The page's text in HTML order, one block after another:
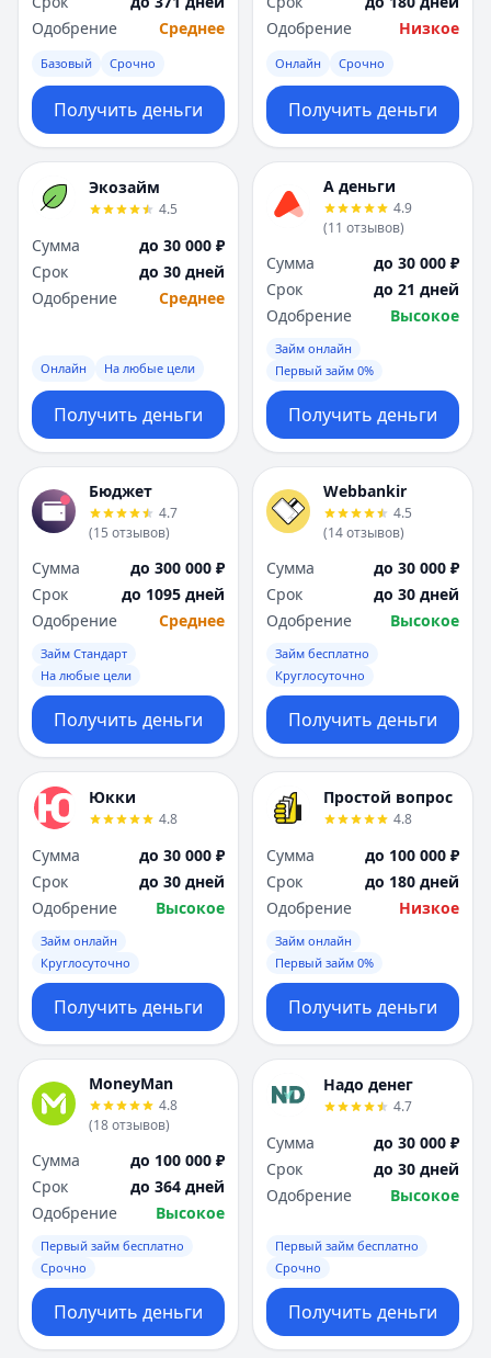
Одобрение
Среднее
Базовый Срочно
Получить деньги
Одобрение
Низкое
Онлайн Срочно
Получить деньги
Экозайм
4.5
Сумма
до 30 000 ₽
Срок
до 30 дней
Одобрение
Среднее
Онлайн На любые цели
Получить деньги
А деньги
4.9
(11 отзывов)
Сумма
до 30 000 ₽
Срок
до 21 дней
Одобрение
Высокое
Займ онлайн
Первый займ 0%
Получить деньги
Бюджет
4.7
(15 отзывов)
Сумма
до 300 000 ₽
Срок
до 1095 дней
Одобрение
Среднее
Займ Стандарт
На любые цели
Получить деньги
Webbankir
4.5
(14отзывов)
Сумма
до 30 000 ₽
Срок
до 30 дней
Одобрение
Высокое
Займ бесплатно
Круглосуточно
Получить деньги
Юкки
4.8
Сумма
до 30 000 ₽
Срок
до 30 дней
Одобрение
Высокое
Займ онлайн
Круглосуточно
Получить деньги
Простой вопрос
4.8
Сумма
до 100 000 ₽
Срок
до 180 дней
Одобрение
Низкое
Займ онлайн
Первый займ 0%
Получить деньги
MoneyMan
4.8
(18отзывов)
Сумма
до 100 000 ₽
Срок
до 364 дней
Одобрение
Высокое
Первый займ бесплатно
Срочно
Получить деньги
Надо денег
4.7
Сумма
до 30 000 ₽
Срок
до 30 дней
Одобрение
Высокое
Первый займ бесплатно
Срочно
Получить деньги